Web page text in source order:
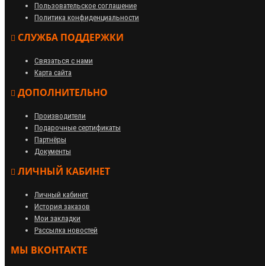
Пользовательское соглашение
Политика конфиденциальности
СЛУЖБА ПОДДЕРЖКИ
Связаться с нами
Карта сайта
ДОПОЛНИТЕЛЬНО
Производители
Подарочные сертификаты
Партнёры
Документы
ЛИЧНЫЙ КАБИНЕТ
Личный кабинет
История заказов
Мои закладки
Рассылка новостей
МЫ ВКОНТАКТЕ